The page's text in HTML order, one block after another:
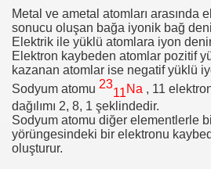
Metal ve ametal atomları arasında
sonucu oluşan bağa iyonik bağ
Elektrik ile yüklü atomlara iyon
Elektron kaybeden atomlar pozitif
kazanan atomlar ise negatif yüklü
Sodyum atomu 23
11 Na , 11
dağılımı 2, 8, 1 şeklindedir.
Sodyum atomu diğer elementlerle
yörüngesindeki bir elektronu
oluşturur.